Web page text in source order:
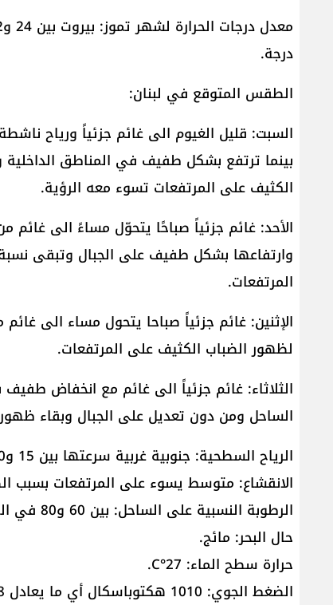
درجة.
الطقس المتوقع في لبنان:
السبت: قليل الغيوم الى غائم جزئياً ورياح
بينما ترتفع بشكل طفيف في المناطق
الكثيف على المرتفعات تسوء معه الرؤية.
الأحد: غائم جزئياً صباحًا يتحوّل مساءً الى
وارتفاعها بشكل طفيف على الجبال وتبقى
المرتفعات.
الإثنين: غائم جزئياً صباحا يتحول مساء الى
لظهور الضباب الكثيف على المرتفعات.
الثلاثاء: غائم جزئياً الى غائم مع انخفاض
الساحل ومن دون تعديل على الجبال وبقاء
الرياح السطحية: جنوبية غربية سرعتها بين 15 و40 كم/س.
الانقشاع: متوسط يسوء على المرتفعات بسبب
الرطوبة النسبية على الساحل: بين 60 و80 في المئة.
حال البحر: مائج.
حرارة سطح الماء: 27°C.
الضغط الجوي: 1010 هكتوباسكال أي ما يعادل 758 ملم زئبق.